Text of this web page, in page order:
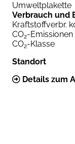
Umweltplakette
Verbrauch und
Kraftstoffverbr.
CO2-Emissionen
CO2-Klasse
Standort
Details zum